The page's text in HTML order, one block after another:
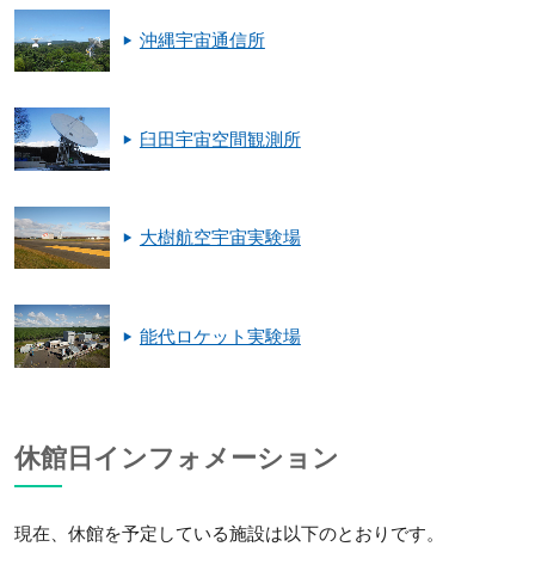
沖縄宇宙通信所
臼田宇宙空間観測所
大樹航空宇宙実験場
能代ロケット実験場
休館日インフォメーション
現在、休館を予定している施設は以下のとおりです。